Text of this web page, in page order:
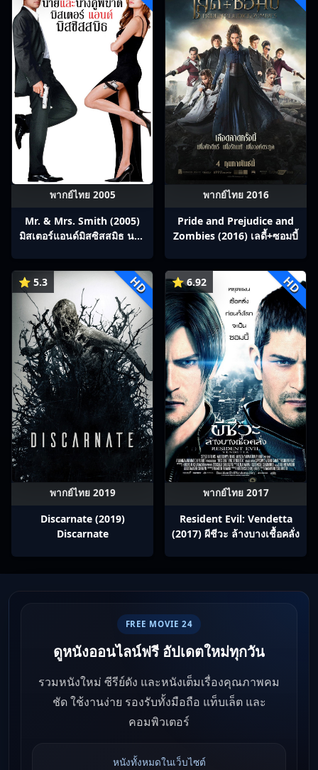
พากย์ไทย 2005
Mr. & Mrs. Smith (2005)
มิสเตอร์แอนด์มิสซิสสมิธ นาย
พากย์ไทย 2016
Pride and Prejudice and
Zombies (2016) เลดี้+ซอมบี้
⭐ 5.3 HD
พากย์ไทย 2019
Discarnate (2019)
Discarnate
⭐ 6.92 HD
พากย์ไทย 2017
Resident Evil: Vendetta
(2017) ผีชีวะ ล้างบางเชื้อคลั่ง
FREE MOVIE 24
ดูหนังออนไลน์ฟรี อัปเดตใหม่ทุกวัน
รวมหนังใหม่ ซีรีย์ดัง และหนังเต็มเรื่องคุณภาพคม
ชัด ใช้งานง่าย รองรับทั้งมือถือ แท็บเล็ต และ
คอมพิวเตอร์
หนังทั้งหมดในเว็บไซต์